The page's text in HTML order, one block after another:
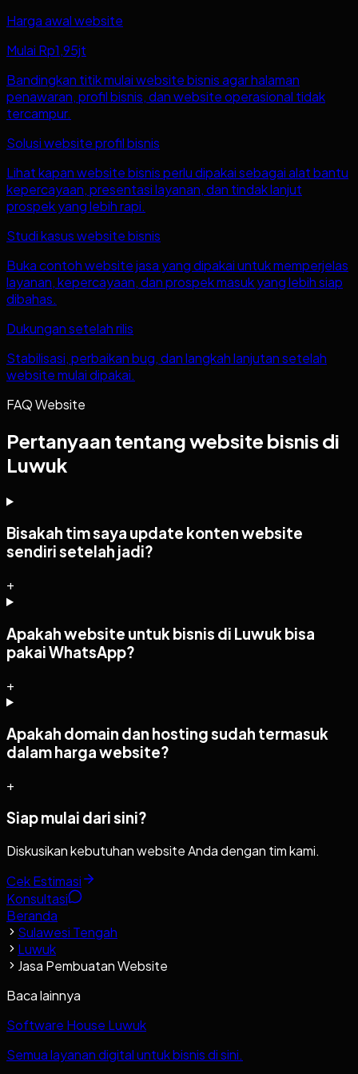
Harga awal website
Mulai Rp1,95jt
Bandingkan titik mulai website bisnis agar halaman
penawaran, profil bisnis, dan website operasional tidak
tercampur.
Solusi website profil bisnis
Lihat kapan website bisnis perlu dipakai sebagai alat bantu
kepercayaan, presentasi layanan, dan tindak lanjut
prospek yang lebih rapi.
Studi kasus website bisnis
Buka contoh website jasa yang dipakai untuk memperjelas
layanan, kepercayaan, dan prospek masuk yang lebih siap
dibahas.
Dukungan setelah rilis
Stabilisasi, perbaikan bug, dan langkah lanjutan setelah
website mulai dipakai.
FAQ Website
Pertanyaan tentang website bisnis di
Luwuk
Bisakah tim saya update konten website
sendiri setelah jadi?
+
Apakah website untuk bisnis di Luwuk bisa
pakai WhatsApp?
+
Apakah domain dan hosting sudah termasuk
dalam harga website?
+
Siap mulai dari sini?
Diskusikan kebutuhan website Anda dengan tim kami.
Cek Estimasi
Konsultasi
Beranda
Sulawesi Tengah
Luwuk
Jasa Pembuatan Website
Baca lainnya
Software House Luwuk
Semua layanan digital untuk bisnis di sini.